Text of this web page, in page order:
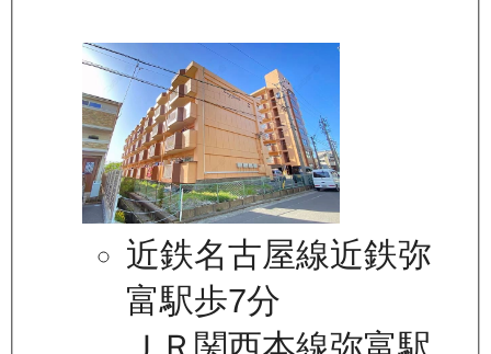
近鉄名古屋線近鉄弥
富駅歩7分